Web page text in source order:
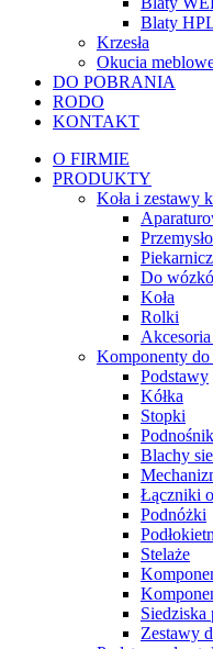
Blaty
Krzesła
Okucia
DO POBRANIA
RODO
KONTAKT
O FIRMIE
PRODUKTY
Koła i zestawy
Do
Koła
Rolki
Komponenty do
Podstawy
Kółka
Stopki
Blachy
Łączniki
Podnóżki
Stelaże
Siedziska
Zestawy